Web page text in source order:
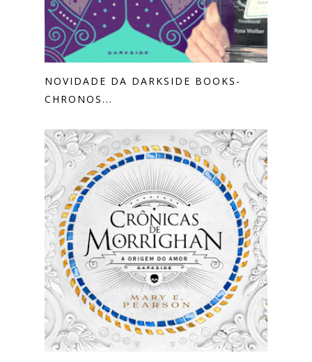
NOVIDADE DA DARKSIDE BOOKS-
CHRONOS...